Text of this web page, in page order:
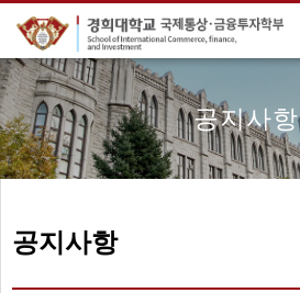
메뉴 건너뛰기
공지사항
공지사항